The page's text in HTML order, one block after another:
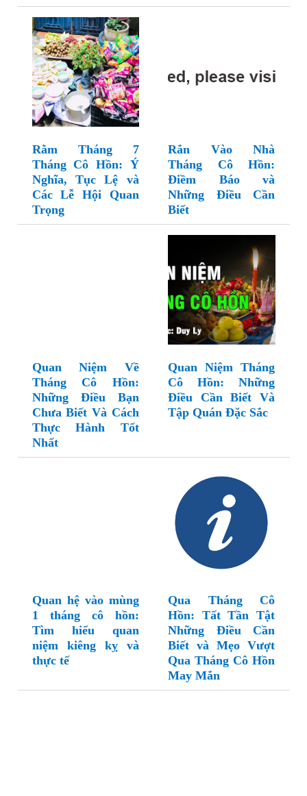
Rằm Tháng 7
Tháng Cô Hồn: Ý
Nghĩa, Tục Lệ và
Các Lễ Hội Quan
Trọng
Rắn Vào Nhà
Tháng Cô Hồn:
Điềm Báo và
Những Điều Cần
Biết
Quan Niệm Về
Tháng Cô Hồn:
Những Điều Bạn
Chưa Biết Và Cách
Thực Hành Tốt
Nhất
Quan Niệm Tháng
Cô Hồn: Những
Điều Cần Biết Và
Tập Quán Đặc Sắc
Quan hệ vào mùng
1 tháng cô hồn:
Tìm hiểu quan
niệm kiêng kỵ và
thực tế
Qua Tháng Cô
Hồn: Tất Tần Tật
Những Điều Cần
Biết và Mẹo Vượt
Qua Tháng Cô Hồn
May Mắn